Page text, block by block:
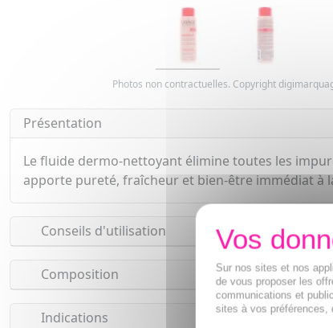
Photos non contractuelles. Copyright
Présentation
Le fluide dermo-nettoyant élimine toutes les
apporte pureté, fraîcheur et bien-être immédiat à
Conseils d'utilisation
Composition
Indications
Sur nos sites et nos
de vous proposer les
communications et
sites à vos préférences,